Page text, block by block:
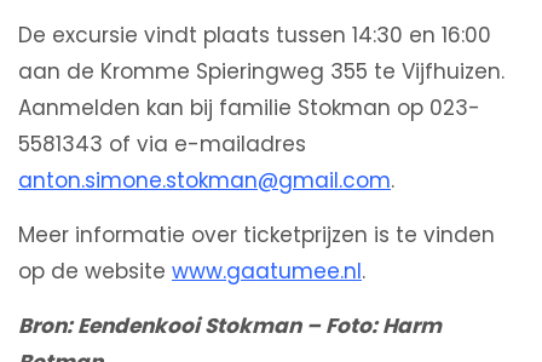
De excursie vindt plaats tussen 14:30 en 16:00
aan de Kromme Spieringweg 355 te Vijfhuizen.
Aanmelden kan bij familie Stokman op 023-
5581343 of via e-mailadres
anton.simone.stokman@gmail.com.
Meer informatie over ticketprijzen is te vinden
op de website www.gaatumee.nl.
Bron: Eendenkooi Stokman – Foto: Harm